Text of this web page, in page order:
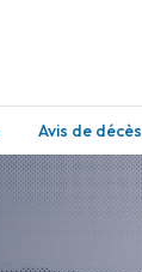
Avis de décès